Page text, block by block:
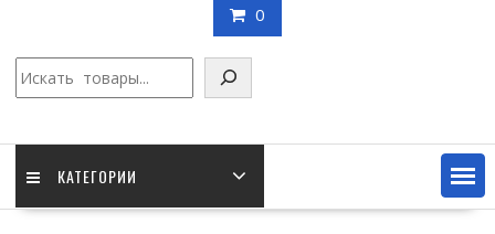
0
КАТЕГОРИИ